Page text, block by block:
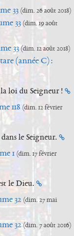
33 (dim. 26 août 2018)
33 (dim. 19 août
33 (dim. 12 août 2018)
(année C) :
loi du Seigneur !
118 (dim. 12 février
le Seigneur.
1 (dim. 17 février
le Dieu.
32 (dim. 27 mai
32 (dim. 7 août 2016)